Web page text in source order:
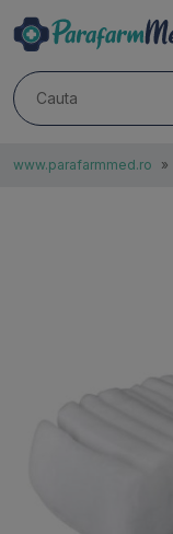
DESPRE
NOI
www.parafarmmed.ro »